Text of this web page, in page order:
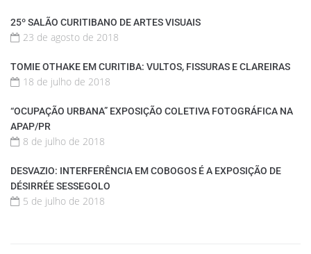
25º SALÃO CURITIBANO DE ARTES VISUAIS
23 de agosto de 2018
TOMIE OTHAKE EM CURITIBA: VULTOS, FISSURAS E CLAREIRAS
18 de julho de 2018
“OCUPAÇÃO URBANA” EXPOSIÇÃO COLETIVA FOTOGRÁFICA NA
APAP/PR
8 de julho de 2018
DESVAZIO: INTERFERÊNCIA EM COBOGOS É A EXPOSIÇÃO DE
DÉSIRRÉE SESSEGOLO
5 de julho de 2018